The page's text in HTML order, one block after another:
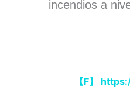
incendios a
【F】